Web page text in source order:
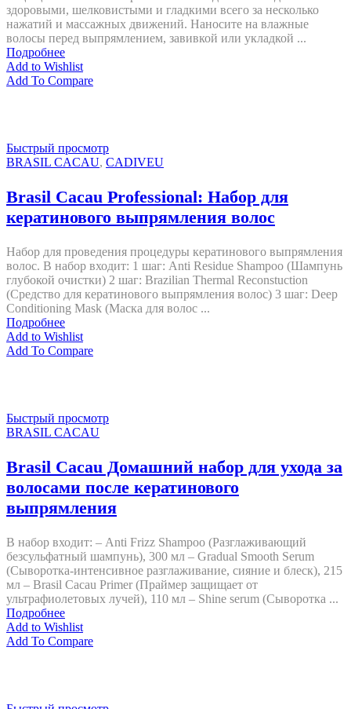
здоровыми, шелковистыми и гладкими всего за несколько
нажатий и массажных движений. Наносите на влажные
волосы перед выпрямлением, завивкой или укладкой ...
Подробнее
Add to Wishlist
Add To Compare
Быстрый просмотр
BRASIL CACAU, CADIVEU
Brasil Cacau Professional: Набор для
кератинового выпрямления волос
Набор для проведения процедуры кератинового выпрямления
волос. В набор входит: 1 шаг: Anti Residue Shampoo (Шампунь
глубокой очистки) 2 шаг: Brazilian Thermal Reconstuction
(Средство для кератинового выпрямления волос) 3 шаг: Deep
Conditioning Mask (Маска для волос ...
Подробнее
Add to Wishlist
Add To Compare
Быстрый просмотр
BRASIL CACAU
Brasil Cacau Домашний набор для ухода за
волосами после кератинового
выпрямления
В набор входит: – Anti Frizz Shampoo (Разглаживающий
безсульфатный шампунь), 300 мл – Gradual Smooth Serum
(Сыворотка-интенсивное разглаживание, сияние и блеск), 215
мл – Brasil Cacau Primer (Праймер защищает от
ультрафиолетовых лучей), 110 мл – Shine serum (Сыворотка ...
Подробнее
Add to Wishlist
Add To Compare